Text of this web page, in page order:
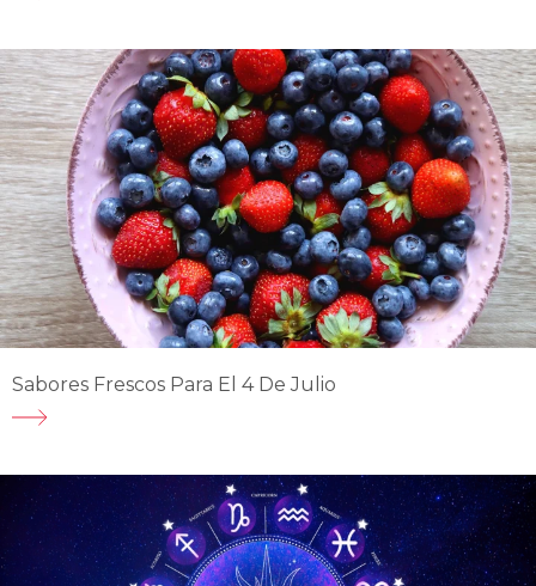
Sabores Frescos Para El 4 De Julio